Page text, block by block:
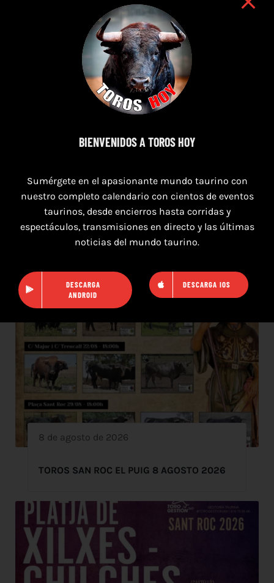
8 de agosto de 2026
8 de agosto de 2026
TOROS SAN ROC EL PUIG 8 AGOSTO 2026
BIENVENIDOS A TOROS HOY
Sumérgete en el apasionante mundo taurino con
nuestro completo calendario con cientos de eventos
taurinos, desde encierros hasta corridas y
espectáculos, transmisiones en directo y las últimas
noticias del mundo taurino.
DESCARGA
ANDROID
DESCARGA IOS